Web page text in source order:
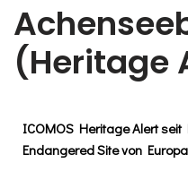
(Heritage
ICOMOS Heritage Alert
Endangered Site von